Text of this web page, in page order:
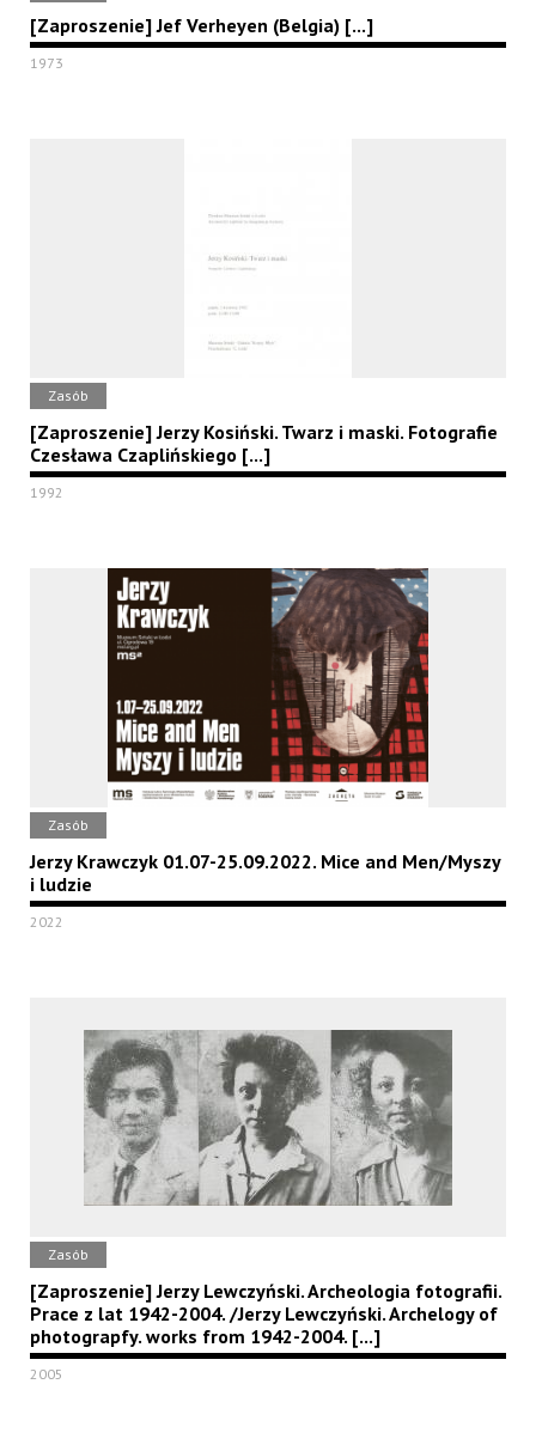
[Zaproszenie] Jef Verheyen (Belgia) [...]
1973
Zasób
[Zaproszenie] Jerzy Kosiński. Twarz i maski. Fotografie
Czesława Czaplińskiego [...]
1992
Zasób
Jerzy Krawczyk 01.07-25.09.2022. Mice and Men/Myszy
i ludzie
2022
Zasób
[Zaproszenie] Jerzy Lewczyński. Archeologia fotografii.
Prace z lat 1942-2004. /Jerzy Lewczyński. Archelogy of
photograpfy. works from 1942-2004. [...]
2005